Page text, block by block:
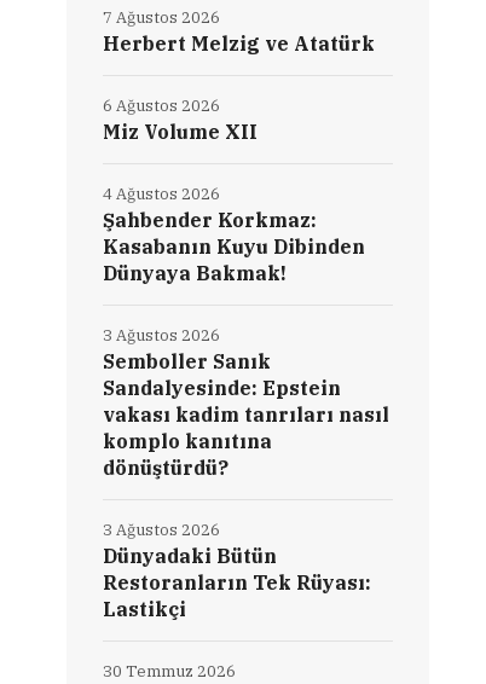
Herbert Melzig ve Atatürk
7 Ağustos 2026
Miz Volume XII
6 Ağustos 2026
Şahbender Korkmaz:
Kasabanın Kuyu Dibinden
Dünyaya Bakmak!
4 Ağustos 2026
Semboller Sanık
Sandalyesinde: Epstein
vakası kadim tanrıları nasıl
komplo kanıtına
dönüştürdü?
3 Ağustos 2026
Dünyadaki Bütün
Restoranların Tek Rüyası:
Lastikçi
3 Ağustos 2026
30 Temmuz 2026